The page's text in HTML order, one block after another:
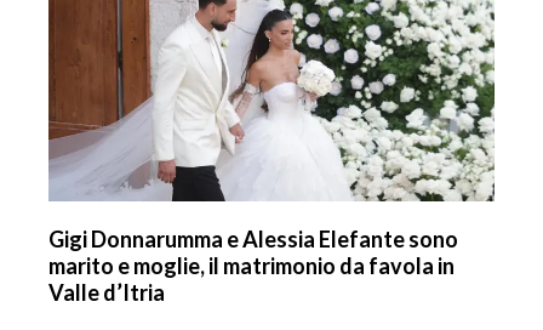
Gigi Donnarumma e Alessia Elefante sono
marito e moglie, il matrimonio da favola in
Valle d’Itria